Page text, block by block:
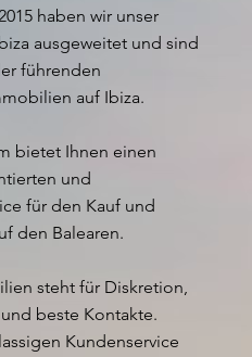
haben wir unser
ausgeweitet und sind
führenden
auf Ibiza.
bietet Ihnen einen
und
für den Kauf und
den Balearen.
steht für Diskretion,
beste Kontakte.
Kundenservice